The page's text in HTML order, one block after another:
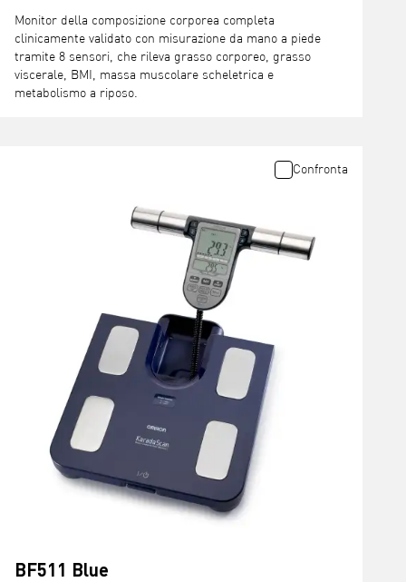
Monitor della composizione corporea completa
clinicamente validato con misurazione da mano a piede
tramite 8 sensori, che rileva grasso corporeo, grasso
viscerale, BMI, massa muscolare scheletrica e
metabolismo a riposo.
BF511 Blue
Confronta